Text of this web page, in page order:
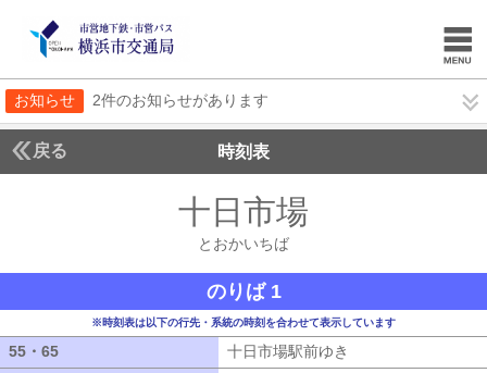
お知らせ 2件のお知らせがあります
戻る 時刻表
十日市場
とおかいちば
のりば 1
※時刻表は以下の行先・系統の時刻を合わせて表示しています
55・65 十日市場駅前ゆき